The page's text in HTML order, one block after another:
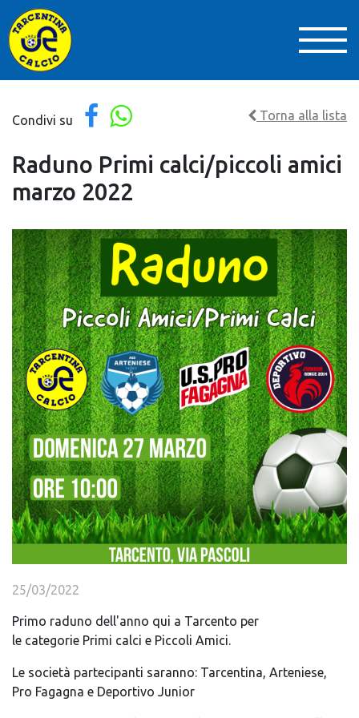
Condivi su Torna alla lista
Raduno Primi calci/piccoli amici
marzo 2022
25/03/2022
Primo raduno dell'anno qui a Tarcento per
le categorie Primi calci e Piccoli Amici.
Le società partecipanti saranno: Tarcentina, Arteniese,
Pro Fagagna e Deportivo Junior